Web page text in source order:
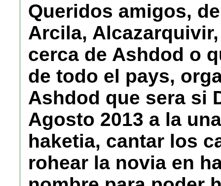
Queridos amigos,
Arcila,
cerca de Ashdod o
de todo el pays,
Ashdod que sera si
Agosto 2013 a la
haketia, cantar los
rohear la novia en